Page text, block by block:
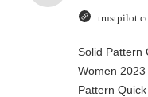
Solid Pattern
Women
Pattern